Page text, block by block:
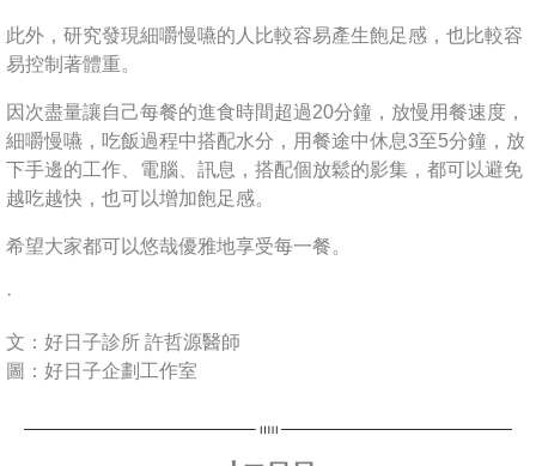
此外，研究發現細嚼慢嚥的人比較容易產生飽足感，也比較容
易控制著體重。
因次盡量讓自己每餐的進食時間超過20分鐘，放慢用餐速度，
細嚼慢嚥，吃飯過程中搭配水分，用餐途中休息3至5分鐘，放
下手邊的工作、電腦、訊息，搭配個放鬆的影集，都可以避免
越吃越快，也可以增加飽足感。
希望大家都可以悠哉優雅地享受每一餐。
·
文：好日子診所 許哲源醫師
圖：好日子企劃工作室